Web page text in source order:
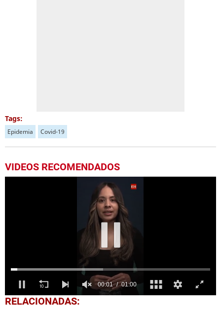
Tags:
Epidemia Covid-19
VIDEOS RECOMENDADOS
0
seconds
RELACIONADAS: